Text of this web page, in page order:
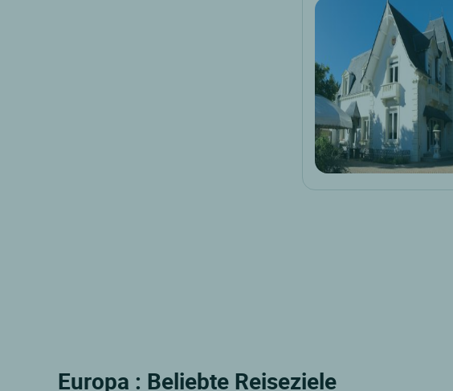
Europa : Beliebte Reiseziele